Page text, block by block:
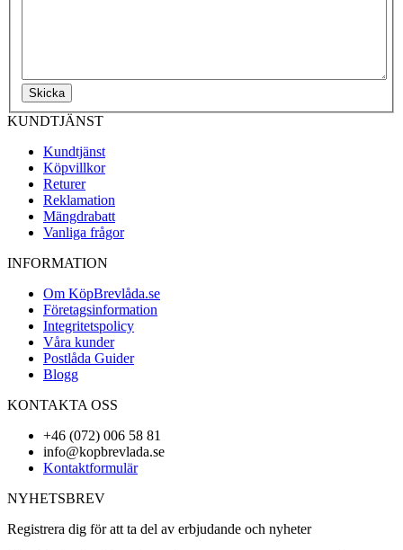
Skicka
KUNDTJÄNST
Kundtjänst
Köpvillkor
Returer
Reklamation
Mängdrabatt
Vanliga frågor
INFORMATION
Om KöpBrevlåda.se
Företagsinformation
Integritetspolicy
Våra kunder
Postlåda Guider
Blogg
KONTAKTA OSS
+46 (072) 006 58 81
info@kopbrevlada.se
Kontaktformulär
NYHETSBREV
Registrera dig för att ta del av erbjudande och nyheter